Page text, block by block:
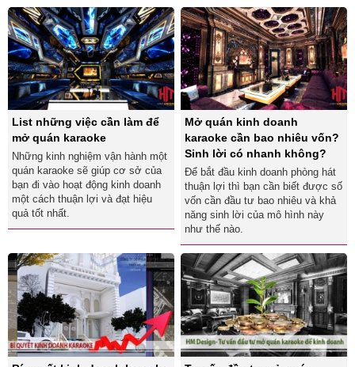
List những việc cần làm để
mở quán karaoke
Những kinh nghiệm vận hành một
quán karaoke sẽ giúp cơ sở của
bạn đi vào hoạt động kinh doanh
một cách thuận lợi và đạt hiệu
quả tốt nhất.
Mở quán kinh doanh
karaoke cần bao nhiêu vốn?
Sinh lời có nhanh không?
Để bắt đầu kinh doanh phòng hát
thuận lợi thì bạn cần biết được số
vốn cần đầu tư bao nhiêu và khả
năng sinh lời của mô hình này
như thế nào.